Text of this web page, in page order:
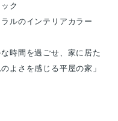
ク
ルのインテリアカラー
時間を過ごせ、家に居た
よさを感じる平屋の家」